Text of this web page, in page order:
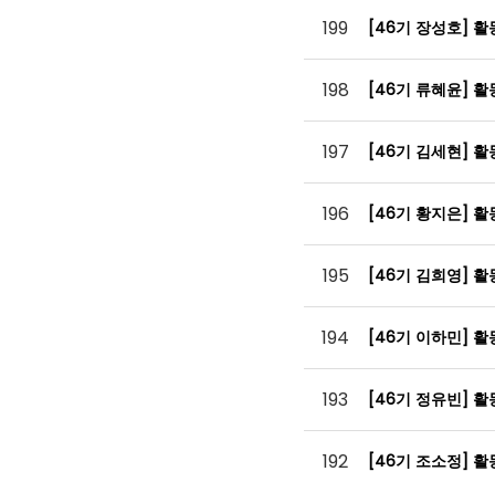
199 [46기 장성호] 활
198 [46기 류혜윤] 활
197 [46기 김세현] 활
196 [46기 황지은] 활
195 [46기 김희영] 활
194 [46기 이하민] 활
193 [46기 정유빈] 활
192 [46기 조소정] 활